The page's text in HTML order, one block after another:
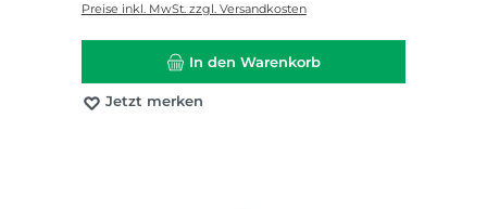
Preise inkl. MwSt. zzgl. Versandkosten
In den Warenkorb
Jetzt merken